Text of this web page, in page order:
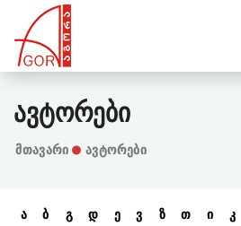
Ავტორები
Მთავარი ავტორები
ა ბ გ დ ე ვ ზ თ ი კ